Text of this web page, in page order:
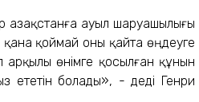
ауыл шаруашылығы
қана қоймай оны қайта өңдеуге
өнімге қосылған құнын
ететін болады», - деді Генри